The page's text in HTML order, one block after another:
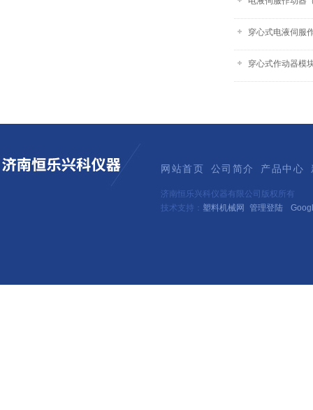
穿心式电液伺服
穿心式作动器模
网站首页 公司简介 产品中心
济南恒乐兴科仪器有限公司版权所有
技术支持： 塑料机械网 管理登陆